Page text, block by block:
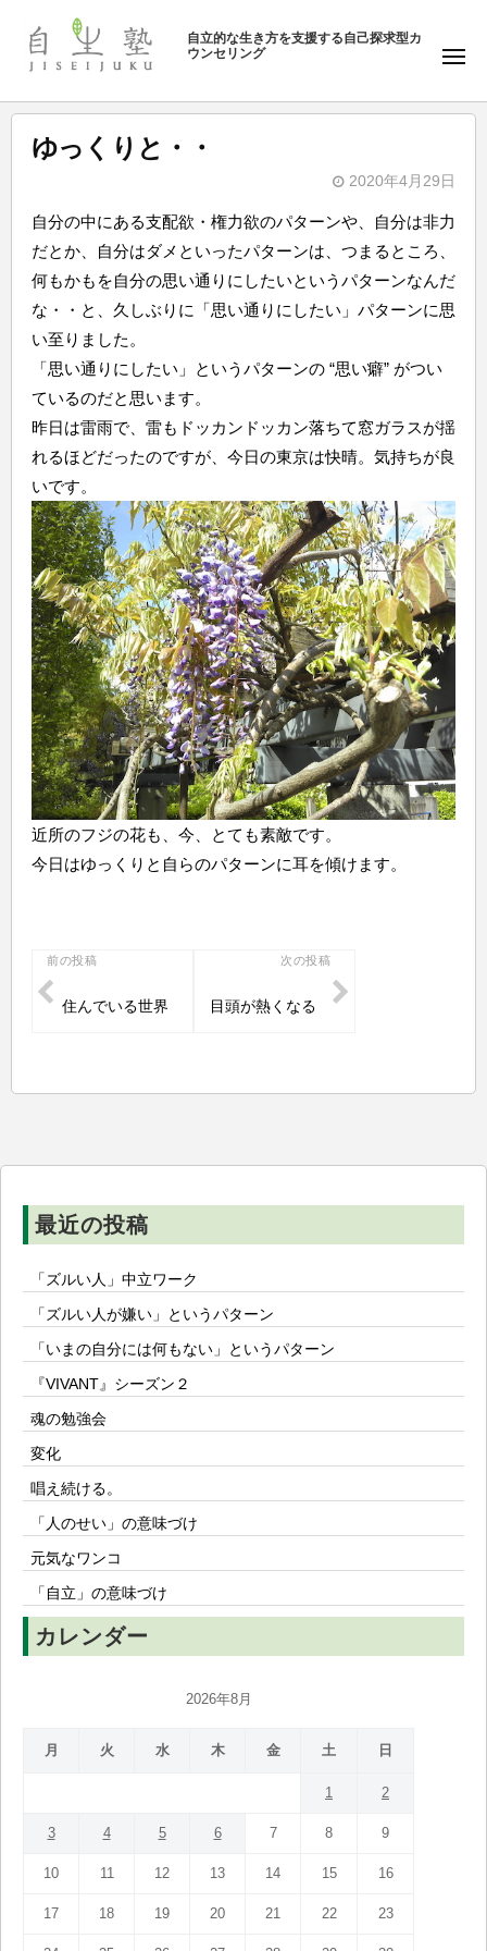
ン
自
塾
自立的な生き方を支援する自己探求型カ
ウンセリング
メ
ュ
ー
ゆっくりと・・
2020年4月29日
y
自
生
塾
自分の中にある支配欲・権力欲のパターンや、自分は非力
だとか、自分はダメといったパターンは、つまるところ、
何もかもを自分の思い通りにしたいというパターンなんだ
な・・と、久しぶりに「思い通りにしたい」パターンに思
い至りました。
「思い通りにしたい」というパターンの “思い癖” がつい
ているのだと思います。
昨日は雷雨で、雷もドッカンドッカン落ちて窓ガラスが揺
れるほどだったのですが、今日の東京は快晴。気持ちが良
いです。
近所のフジの花も、今、とても素敵です。
今日はゆっくりと自らのパターンに耳を傾けます。
投
稿
ン
前の投稿
住んでいる世界
次の投稿
目頭が熱くなる
最近の投稿
「ズルい人」中立ワーク
「ズルい人が嫌い」というパターン
「いまの自分には何もない」というパターン
『VIVANT』シーズン２
魂の勉強会
変化
唱え続ける。
「人のせい」の意味づけ
元気なワンコ
「自立」の意味づけ
カレンダー
2026年8月
月 火 水 木 金 土 日
1 2
3 4 5 6 7 8 9
10 11 12 13 14 15 16
17 18 19 20 21 22 23